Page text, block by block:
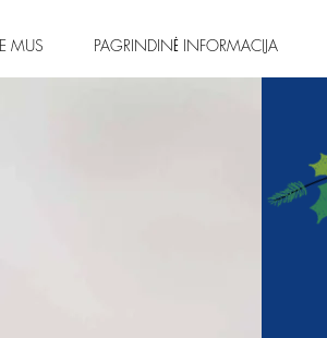
MUS PAGRINDINĖ INFORMACIJA